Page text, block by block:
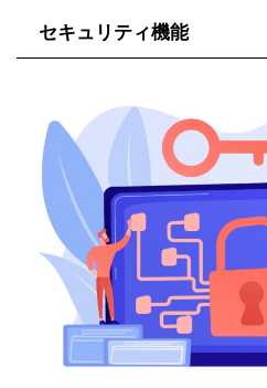
セキュリティ機能